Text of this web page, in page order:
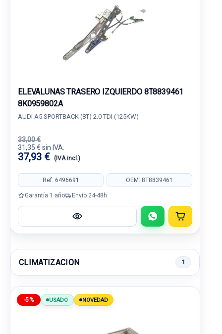
ELEVALUNAS TRASERO IZQUIERDO 8T8839461
8K0959802A
AUDI A5 SPORTBACK (8T) 2.0 TDI (125KW)
33,00 €
31,35 € sin IVA.
37,93 € (IVA incl.)
Ref: 6496691 OEM: 8T8839461
Garantía 1 año Envío 24-48h
CLIMATIZACION 1
-5% USADO NOVEDAD